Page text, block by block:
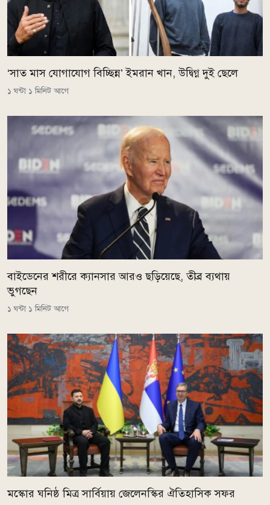
‘সাত মাস যোগাযোগ বিচ্ছিন্ন’ ইমরান খান, উদ্বিগ্ন দুই ছেলে
১ ঘন্টা ১ মিনিট আগে
বাইডেনের শরীরে ক্যানসার আরও ছড়িয়েছে, তীব্র ব্যথায়
ভুগছেন
১ ঘন্টা ১ মিনিট আগে
মস্কোর ঘনিষ্ঠ মিত্র সার্বিয়ায় জেলেনস্কির ঐতিহাসিক সফর